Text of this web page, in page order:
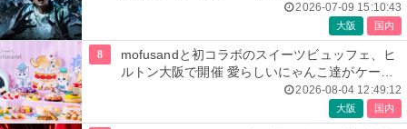
2026-07-09 15:10:43
大阪 国内
8
mofusandと初コラボのスイーツビュッフェ、ヒ
ルトン大阪で開催 愛らしいにゃんこ達がケーキ
2026-08-04 12:49:12
大阪 国内